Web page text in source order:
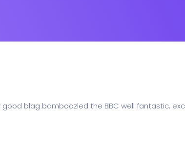
blag bamboozled the BBC well fantastic,